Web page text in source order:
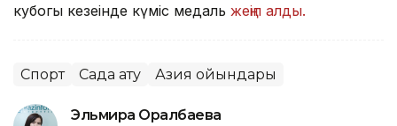
кубогы кезеңінде күміс медаль жеңіп алды.
Спорт Садақ ату Азия ойындары
Эльмира Оралбаева